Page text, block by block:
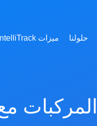
حلولنا ميزات IntelliTrack™
مع